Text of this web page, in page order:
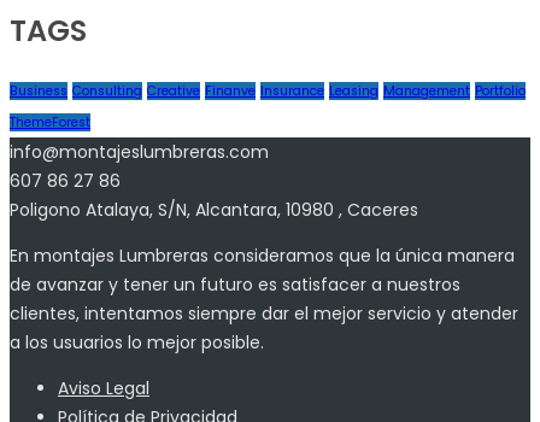
TAGS
Business Consulting Creative Finanve Insurance Leasing Management Portfolio
ThemeForest
info@montajeslumbreras.com
607 86 27 86
Poligono Atalaya, S/N, Alcantara, 10980 , Caceres
En montajes Lumbreras consideramos que la única manera
de avanzar y tener un futuro es satisfacer a nuestros
clientes, intentamos siempre dar el mejor servicio y atender
a los usuarios lo mejor posible.
Aviso Legal
Política de Privacidad